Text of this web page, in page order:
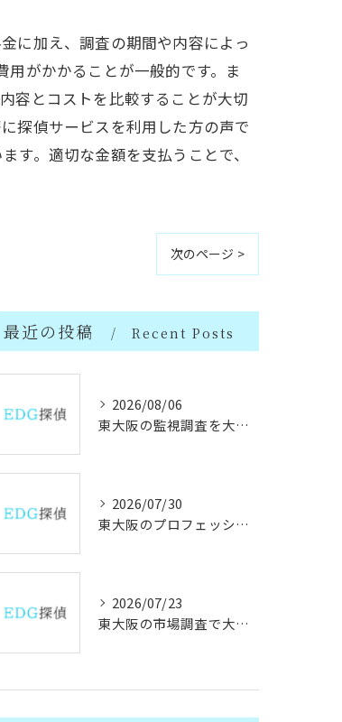
に加え、調査の期間や内容によっ
がかかることが一般的です。ま
容とコストを比較することが大切
探偵サービスを利用した方の声で
す。適切な金額を支払うことで、
次のページ >
最近の投稿 Recent Posts
2026/08/06
東大阪の監視調査を大阪府で行う際の実務ポイントと探偵活用時の条例注意点
2026/07/30
東大阪のプロフェッショナル探偵と信頼できる人物情報の見極め方
2026/07/23
東大阪の市場調査で大阪府製造業の成長と課題を徹底分析